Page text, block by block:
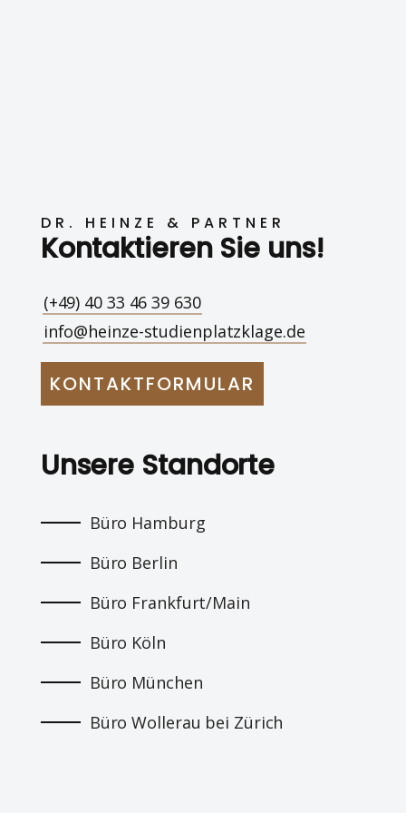
DR. HEINZE & PARTNER
Kontaktieren Sie uns!
(+49) 40 33 46 39 630
info@heinze-studienplatzklage.de
KONTAKTFORMULAR
Unsere Standorte
Büro Hamburg
Büro Berlin
Büro Frankfurt/Main
Büro Köln
Büro München
Büro Wollerau bei Zürich